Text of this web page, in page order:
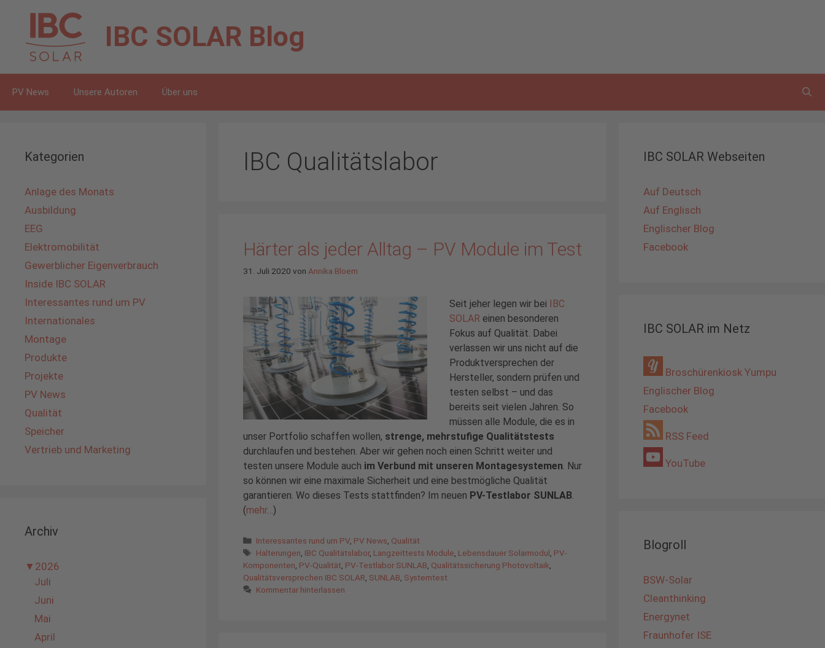
springen
IBC SOLAR Blog
PV News Unsere Autoren Über uns
IBC Qualitätslabor
Härter als jeder Alltag – PV Module im Test
31. Juli 2020 von Annika Bloem
Seit jeher legen wir bei IBC
SOLAR einen besonderen
Fokus auf Qualität. Dabei
verlassen wir uns nicht auf die
Produktversprechen der
Hersteller, sondern prüfen und
testen selbst – und das
bereits seit vielen Jahren. So
müssen alle Module, die es in
unser Portfolio schaffen wollen, strenge, mehrstufige Qualitätstests
durchlaufen und bestehen. Aber wir gehen noch einen Schritt weiter und
testen unsere Module auch im Verbund mit unseren Montagesystemen . Nur
so können wir eine maximale Sicherheit und eine bestmögliche Qualität
garantieren. Wo dieses Tests stattfinden? Im neuen PV-Testlabor SUNLAB
(mehr… )
Kategorien
Interessantes rund um PV PV News Qualität
Schlagwörter
Halterungen IBC Qualitätslabor, Langzeittests Module Lebensdauer Solarmodul PV-
Komponenten PV-Qualität PV-Testlabor SUNLAB Qualitätssicherung Photovoltaik
Qualitätsversprechen IBC SOLAR SUNLAB Systemtest
Kommentar hinterlassen
Kategorien
Anlage des Monats
Ausbildung
EEG
Elektromobilität
Gewerblicher Eigenverbrauch
Inside IBC SOLAR
Interessantes rund um PV
Internationales
Montage
Produkte
Projekte
PV News
Qualität
Speicher
Vertrieb und Marketing
Archiv
▼ 2026
Juli
Juni
Mai
April
IBC SOLAR Webseiten
Auf Deutsch
Auf Englisch
Englischer Blog
Facebook
IBC SOLAR im Netz
Broschürenkiosk Yumpu
Englischer Blog
Facebook
RSS Feed
YouTube
Blogroll
BSW-Solar
Cleanthinking
Energynet
Fraunhofer ISE